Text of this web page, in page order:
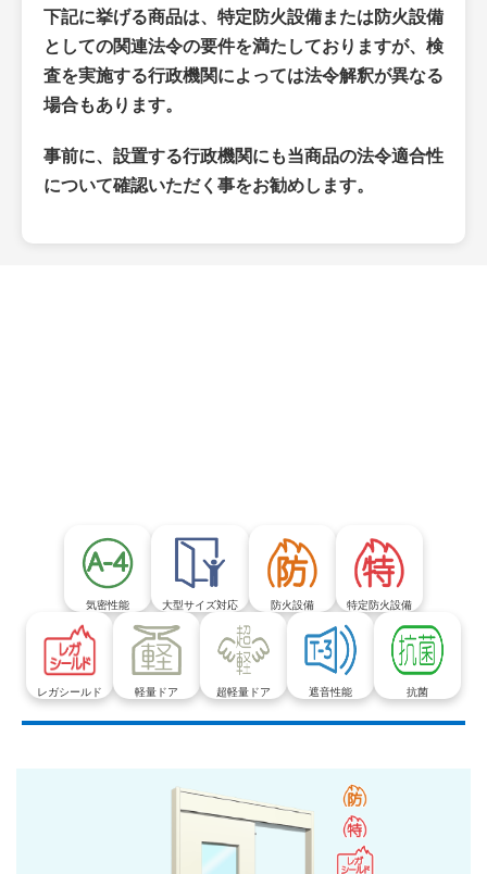
下記に挙げる商品は、特定防火設備または防火設備
としての関連法令の要件を満たしておりますが、検
査を実施する行政機関によっては法令解釈が異なる
場合もあります。
事前に、設置する行政機関にも当商品の法令適合性
について確認いただく事をお勧めします。
気密性能 大型サイズ対応 防火設備 特定防火設備
レガシールド 軽量ドア 超軽量ドア 遮音性能 抗菌